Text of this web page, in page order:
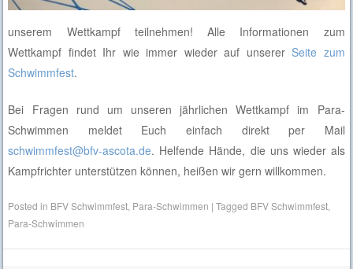
unserem Wettkampf teilnehmen! Alle Informationen zum
Wettkampf findet Ihr wie immer wieder auf unsererSeite zum
Schwimmfest.
Bei Fragen rund um unseren jährlichen Wettkampf im Para-
Schwimmen meldet Euch einfach direkt per Mail
schwimmfest@bfv-ascota.de. Helfende Hände, die uns wieder als
Kampfrichter unterstützen können, heißen wir gern willkommen.
Posted in BFV Schwimmfest Para-Schwimmen |Tagged BFV Schwimmfest
Para-Schwimmen